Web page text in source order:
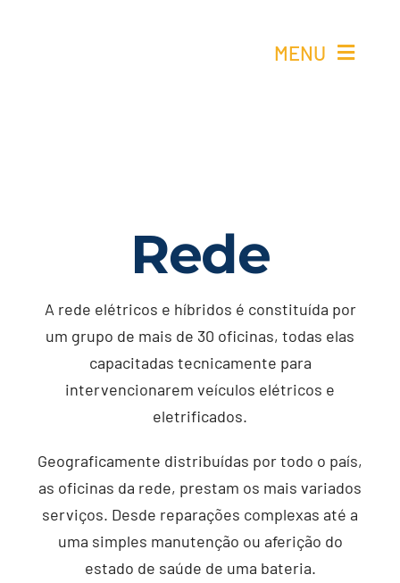
MENU
Rede
A rede elétricos e híbridos é constituída por
um grupo de mais de 30 oficinas, todas elas
capacitadas tecnicamente para
intervencionarem veículos elétricos e
eletrificados.
Geograficamente distribuídas por todo o país,
as oficinas da rede, prestam os mais variados
serviços. Desde reparações complexas até a
uma simples manutenção ou aferição do
estado de saúde de uma bateria.